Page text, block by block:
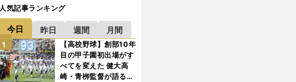
人気記事ランキング
今日 昨日 週間 月間
【高校野球】創部10年
目の甲子園初出場がす
べてを変えた 健大高
崎・青栁監督が語る
1